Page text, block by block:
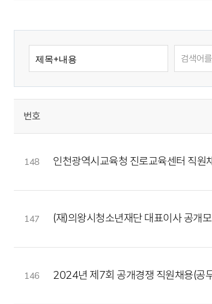
번호
148 인천광역시교육청 진로교육센터 직원
147 (재)의왕시청소년재단 대표이사 공개
146 2024년 제7회 공개경쟁 직원채용(공